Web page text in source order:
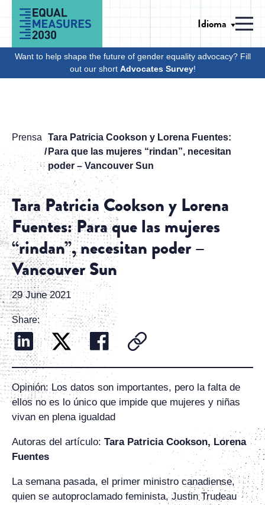
Skip to Content
Idioma
Want to help shape the future of gender equality advocacy? Fill
out our short Advocates Survey!
Prensa
Tara Patricia Cookson y Lorena Fuentes:
Para que las mujeres “rindan”, necesitan
poder – Vancouver Sun
Tara Patricia Cookson y Lorena
Fuentes: Para que las mujeres
“rindan”, necesitan poder –
Vancouver Sun
29 June 2021
Share:
Opinión: Los datos son importantes, pero la falta de
ellos no es lo único que impide que mujeres y niñas
vivan en plena igualdad
Autoras del artículo: Tara Patricia Cookson, Lorena
Fuentes
La semana pasada, el primer ministro canadiense,
quien se autoproclamado feminista, Justin Trudeau